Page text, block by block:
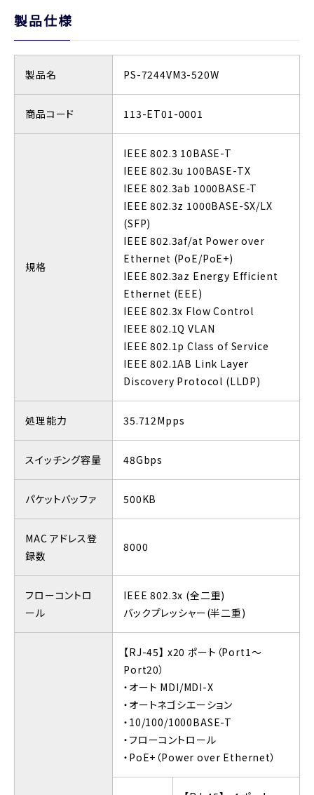
製品仕様
製品名 PS-7244VM3-520W
商品コード 113-ET01-0001
規格
IEEE 802.3 10BASE-T
IEEE 802.3u 100BASE-TX
IEEE 802.3ab 1000BASE-T
IEEE 802.3z 1000BASE-SX/LX
(SFP)
IEEE 802.3af/at Power over
Ethernet (PoE/PoE+)
IEEE 802.3az Energy Efficient
Ethernet (EEE)
IEEE 802.3x Flow Control
IEEE 802.1Q VLAN
IEEE 802.1p Class of Service
IEEE 802.1AB Link Layer
Discovery Protocol (LLDP)
処理能力 35.712Mpps
スイッチング容量 48Gbps
パケットバッファ 500KB
MAC アドレス登
録数
8000
フローコントロ
ール
IEEE 802.3x (全二重)
バックプレッシャー(半二重)
【RJ-45】 x20 ポート（Port1～
Port20）
・オート MDI/MDI-X
・オートネゴシエーション
・10/100/1000BASE-T
・フローコントロール
・PoE+（Power over Ethernet）